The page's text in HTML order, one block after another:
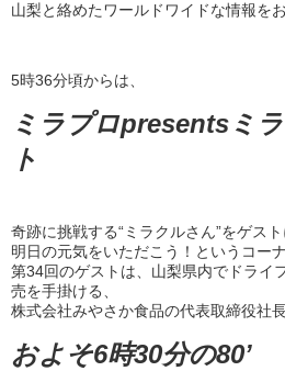
山梨と絡めたワールドワイドな情報を
5時36分頃からは、
ミラプロpresentsミ
ト
奇跡に挑戦する“ミラクルさん”をゲス
明日の元気をいただこう！というコーナ
第34回のゲストは、山梨県内でドライ
売を手掛ける、
株式会社みやさか食品の代表取締役社
およそ6時30分の80’